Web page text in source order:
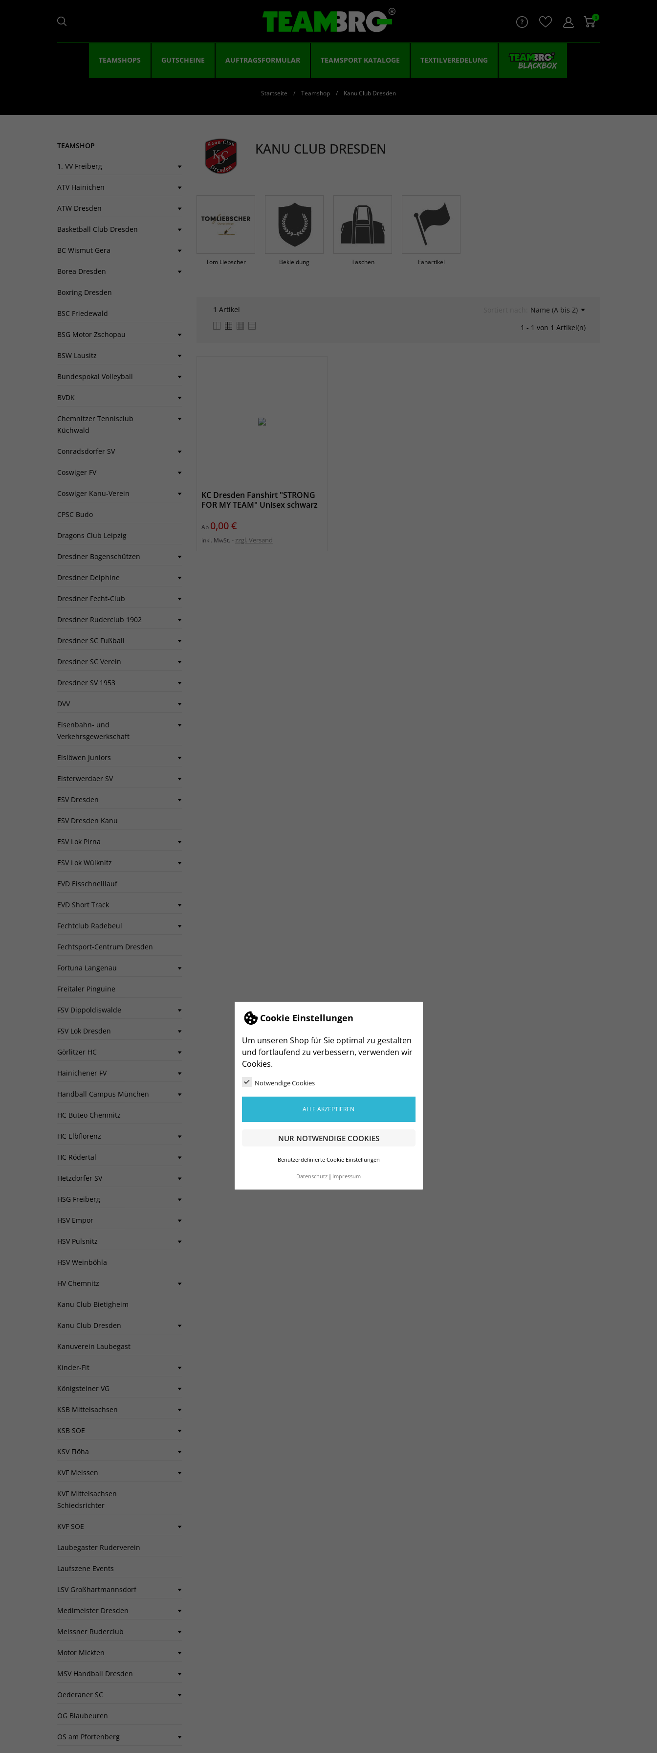
Cookie Einstellungen
Um unseren Shop für Sie optimal zu gestalten
und fortlaufend zu verbessern, verwenden wir
Cookies.
Notwendige Cookies
ALLE AKZEPTIEREN
NUR NOTWENDIGE COOKIES
Benutzerdefinierte Cookie Einstellungen
Datenschutz Impressum
0
TEAMSHOPS GUTSCHEINE AUFTRAGSFORMULAR TEAMSPORT KATALOGE TEXTILVEREDELUNG
Startseite Teamshop Kanu Club Dresden
TEAMSHOP
1. VV Freiberg
ATV Hainichen
ATW Dresden
Basketball Club Dresden
BC Wismut Gera
Borea Dresden
Boxring Dresden
BSC Friedewald
BSG Motor Zschopau
BSW Lausitz
Bundespokal Volleyball
BVDK
Chemnitzer Tennisclub
Küchwald
Conradsdorfer SV
Coswiger FV
Coswiger Kanu-Verein
CPSC Budo
Dragons Club Leipzig
Dresdner Bogenschützen
Dresdner Delphine
Dresdner Fecht-Club
Dresdner Ruderclub 1902
Dresdner SC Fußball
Dresdner SC Verein
Dresdner SV 1953
DVV
Eisenbahn- und
Verkehrsgewerkschaft
Eislöwen Juniors
Elsterwerdaer SV
ESV Dresden
ESV Dresden Kanu
ESV Lok Pirna
ESV Lok Wülknitz
EVD Eisschnelllauf
EVD Short Track
Fechtclub Radebeul
Fechtsport-Centrum Dresden
Fortuna Langenau
Freitaler Pinguine
FSV Dippoldiswalde
FSV Lok Dresden
Görlitzer HC
Hainichener FV
Handball Campus München
HC Buteo Chemnitz
HC Elbflorenz
HC Rödertal
Hetzdorfer SV
HSG Freiberg
HSV Empor
HSV Pulsnitz
HSV Weinböhla
HV Chemnitz
Kanu Club Bietigheim
Kanu Club Dresden
Kanuverein Laubegast
Kinder-Fit
Königsteiner VG
KSB Mittelsachsen
KSB SOE
KSV Flöha
KVF Meissen
KVF Mittelsachsen
Schiedsrichter
KVF SOE
Laubegaster Ruderverein
Laufszene Events
LSV Großhartmannsdorf
Medimeister Dresden
Meissner Ruderclub
Motor Mickten
MSV Handball Dresden
Oederaner SC
OG Blaubeuren
OS am Pfortenberg
KANU CLUB DRESDEN
Tom Liebscher Bekleidung Taschen Fanartikel
1 Artikel
Name (A bis Z)
1 - 1 von 1 Artikel(n)
KC Dresden Fanshirt "STRONG
FOR MY TEAM" Unisex schwarz
Ab Preis
0,00 €
inkl. MwSt. zzgl. Versand